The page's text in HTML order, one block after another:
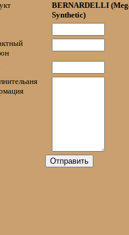
BERNARDELLI
Synthetic)